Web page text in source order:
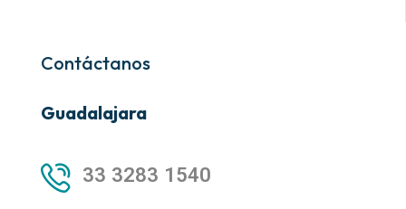
Contáctanos
Guadalajara
33 3283 1540